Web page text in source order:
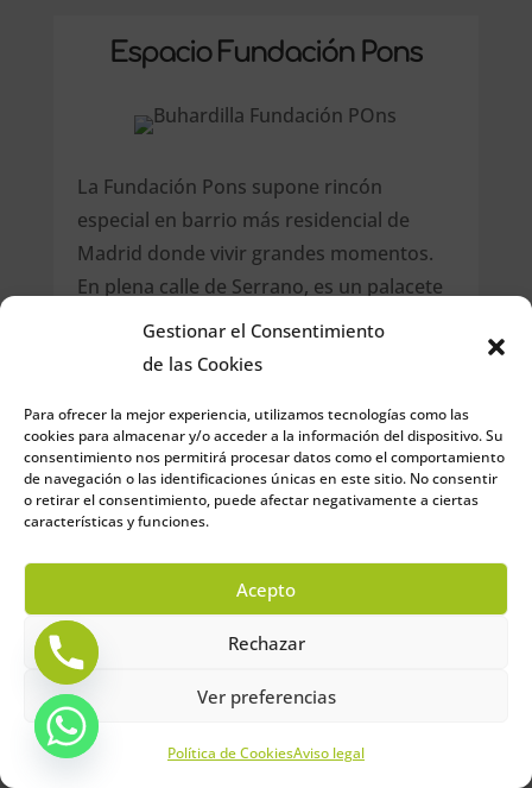
Gestionar el Consentimiento
de las Cookies
Para ofrecer la mejor experiencia, utilizamos tecnologías como las
cookies para almacenar y/o acceder a la información del dispositivo. Su
consentimiento nos permitirá procesar datos como el comportamiento
de navegación o las identificaciones únicas en este sitio. No consentir
o retirar el consentimiento, puede afectar negativamente a ciertas
características y funciones.
Acepto
Rechazar
Ver preferencias
Política de CookiesAviso legal
Espacio Fundación Pons
La Fundación Pons supone rincón
especial en barrio más residencial de
Madrid donde vivir grandes momentos.
En plena calle de Serrano, es un palacete
ideal para eventos de empresa con
diferentes espacios donde poder
catering.
Espacio Iron
Te presentamos el espacio ideal para tus
eventos. Ubicado en Madrid, dentro de la
M-30, nustro loft de 200 m2 , de estilo